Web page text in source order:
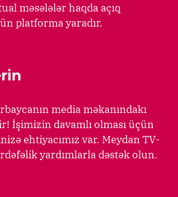
məsələlər haqda açıq
platforma yaradır.
media məkanındakı
İşimizin davamlı olması üçün
ehtiyacımız var. Meydan TV-
yardımlarla dəstək olun.